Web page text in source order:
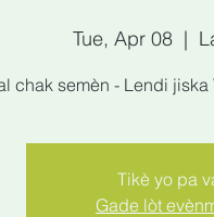
Tue, Apr 08
  |
chak semèn - Lendi
Tikè yo pa
Gade lòt